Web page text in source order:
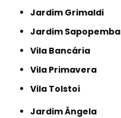
Jardim Grimaldi
Jardim Sapopemba
Vila Bancária
Vila Primavera
Vila Tolstoi
Jardim Ângela